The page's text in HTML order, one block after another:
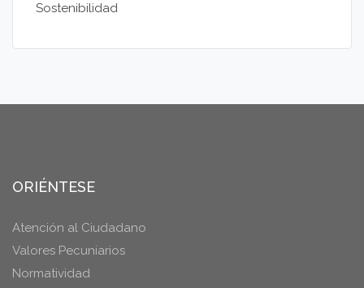
Sostenibilidad
ORIÉNTESE
Atención al Ciudadano
Valores Pecuniarios
Normatividad